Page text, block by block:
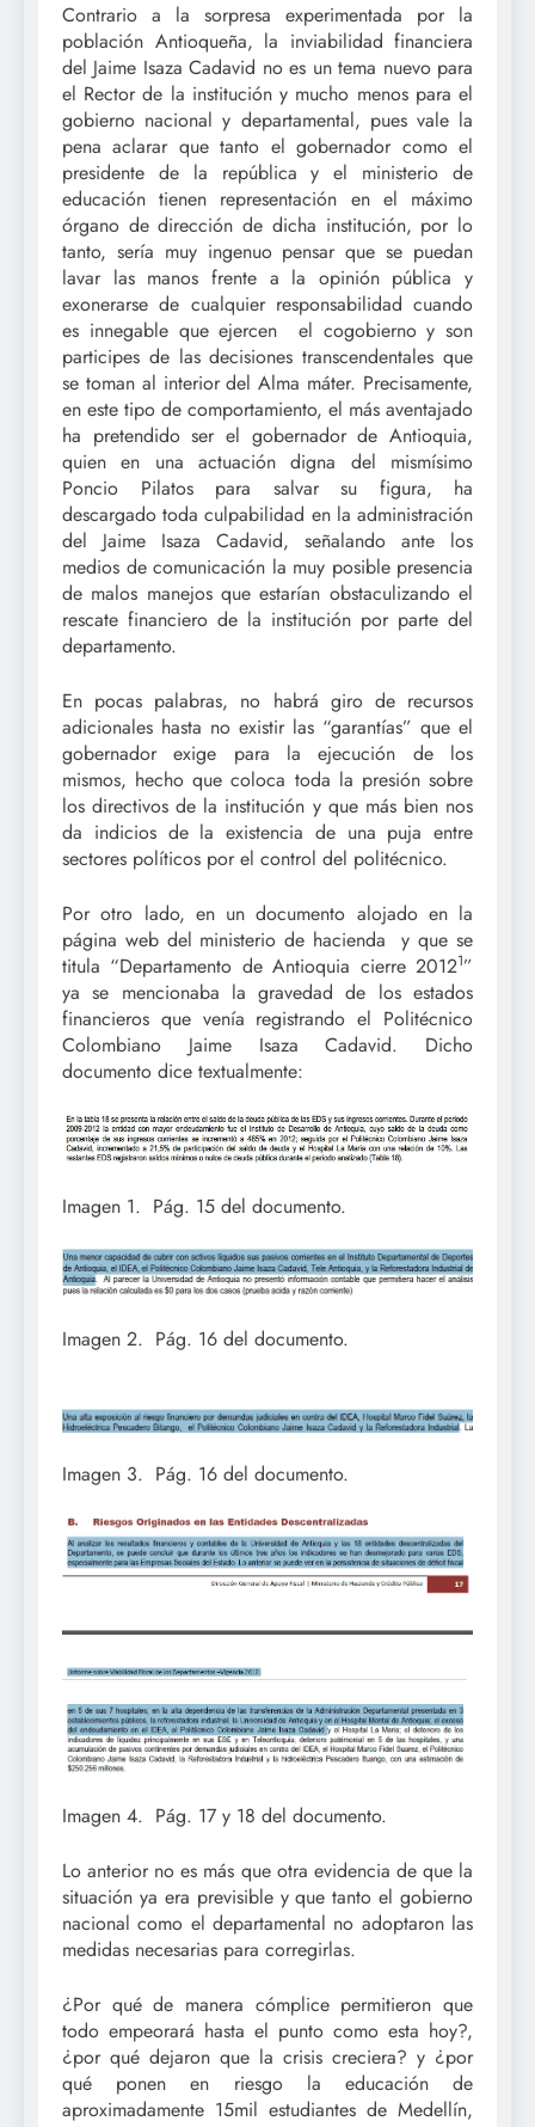
Contrario a la sorpresa experimentada por la
población Antioqueña, la inviabilidad financiera
del Jaime Isaza Cadavid no es un tema nuevo para
el Rector de la institución y mucho menos para el
gobierno nacional y departamental, pues vale la
pena aclarar que tanto el gobernador como el
presidente de la república y el ministerio de
educación tienen representación en el máximo
órgano de dirección de dicha institución, por lo
tanto, sería muy ingenuo pensar que se puedan
lavar las manos frente a la opinión pública y
exonerarse de cualquier responsabilidad cuando
es innegable que ejercen el cogobierno y son
participes de las decisiones transcendentales que
se toman al interior del Alma máter. Precisamente,
en este tipo de comportamiento, el más aventajado
ha pretendido ser el gobernador de Antioquia,
quien en una actuación digna del mismísimo
Poncio Pilatos para salvar su figura, ha
descargado toda culpabilidad en la administración
del Jaime Isaza Cadavid, señalando ante los
medios de comunicación la muy posible presencia
de malos manejos que estarían obstaculizando el
rescate financiero de la institución por parte del
departamento.
En pocas palabras, no habrá giro de recursos
adicionales hasta no existir las “garantías” que el
gobernador exige para la ejecución de los
mismos, hecho que coloca toda la presión sobre
los directivos de la institución y que más bien nos
da indicios de la existencia de una puja entre
sectores políticos por el control del politécnico.
Por otro lado, en un documento alojado en la
página web del ministerio de hacienda y que se
titula “Departamento de Antioquia cierre 20121”
ya se mencionaba la gravedad de los estados
financieros que venía registrando el Politécnico
Colombiano Jaime Isaza Cadavid. Dicho
documento dice textualmente:
Imagen 1. Pág. 15 del documento.
Imagen 2. Pág. 16 del documento.
Imagen 3. Pág. 16 del documento.
Imagen 4. Pág. 17 y 18 del documento.
Lo anterior no es más que otra evidencia de que la
situación ya era previsible y que tanto el gobierno
nacional como el departamental no adoptaron las
medidas necesarias para corregirlas.
¿Por qué de manera cómplice permitieron que
todo empeorará hasta el punto como esta hoy?,
¿por qué dejaron que la crisis creciera? y ¿por
qué ponen en riesgo la educación de
aproximadamente 15mil estudiantes de Medellín,